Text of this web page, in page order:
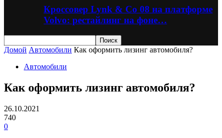
Кроссовер Lynk & Co 08 на платформе
Volvo: рестайлинг на фоне…
Домой Автомобили Как оформить лизинг автомобиля?
Автомобили
Как оформить лизинг автомобиля?
26.10.2021
740
0